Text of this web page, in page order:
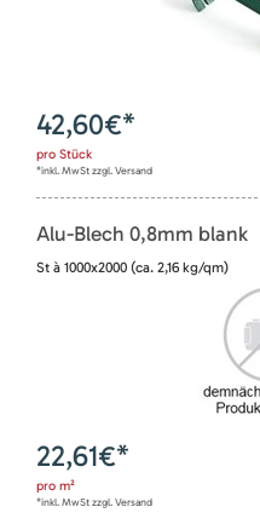
42,60€*
pro Stück
*inkl. MwSt zzgl. Versand
Alu-Blech 0,8mm blank
St à 1000x2000 (ca. 2,16 kg/qm)
22,61€*
pro m²
*inkl. MwSt zzgl. Versand